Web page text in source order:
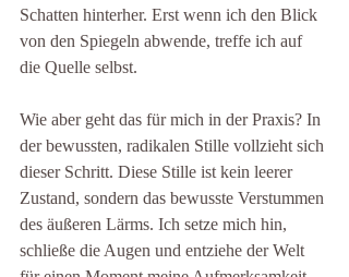
Schatten hinterher. Erst wenn ich den Blick
von den Spiegeln abwende, treffe ich auf
die Quelle selbst.
Wie aber geht das für mich in der Praxis? In
der bewussten, radikalen Stille vollzieht sich
dieser Schritt. Diese Stille ist kein leerer
Zustand, sondern das bewusste Verstummen
des äußeren Lärms. Ich setze mich hin,
schließe die Augen und entziehe der Welt